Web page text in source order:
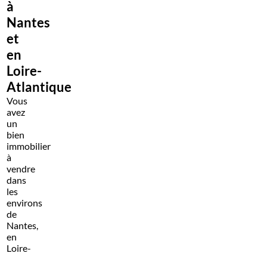
à
Nantes
et
en
Loire-
Atlantique
Vous
avez
un
bien
immobilier
à
vendre
dans
les
environs
de
Nantes,
en
Loire-